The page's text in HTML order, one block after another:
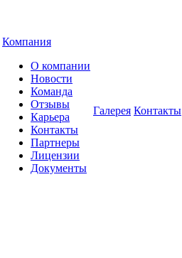
Компания
О компании
Новости
Команда
Отзывы
Карьера
Контакты
Партнеры
Лицензии
Документы
Галерея Контакты